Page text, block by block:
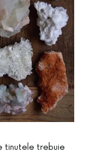
tinutele trebuie